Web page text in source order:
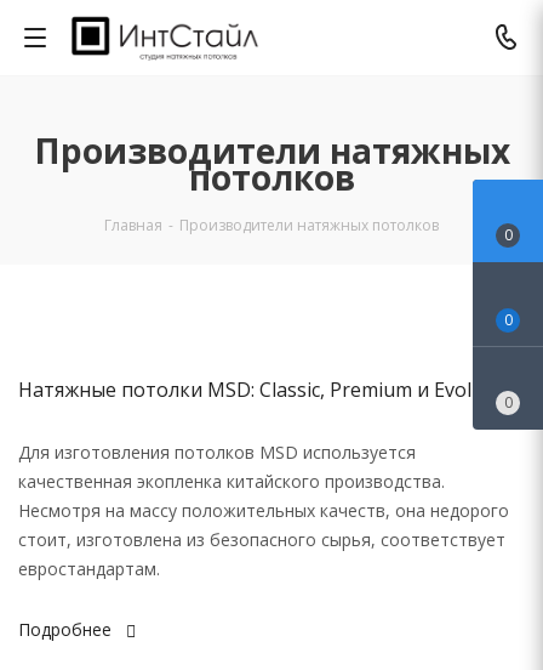
Производители натяжных
потолков
Главная - Производители натяжных потолков
Натяжные потолки MSD: Classic, Premium и Evolution
Для изготовления потолков MSD используется
качественная экопленка китайского производства.
Несмотря на массу положительных качеств, она недорого
стоит, изготовлена из безопасного сырья, соответствует
евростандартам.
Подробнее
0
0
0